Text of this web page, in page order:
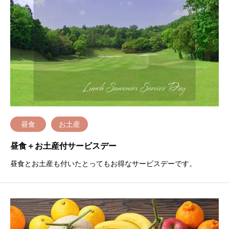
昼食 お土産
昼食＋お土産付サービスデー
昼食とお土産も付いたとってもお得なサービスデーです。